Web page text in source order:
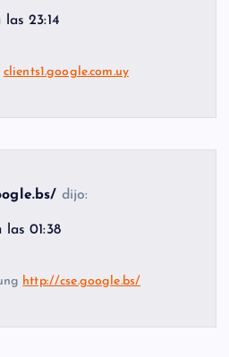
23:14
clients1.google.com.uy
dijo:
01:38
http://cse.google.bs/